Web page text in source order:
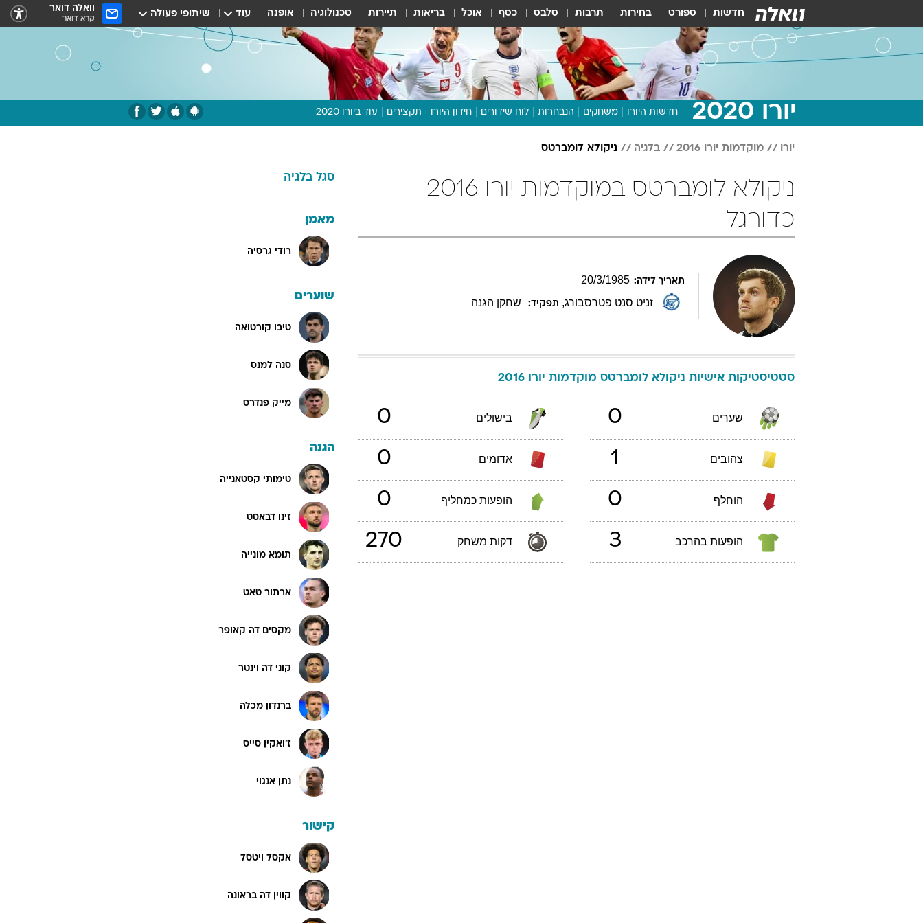
חדשות ספורט בחירות תרבות סלבס כסף אוכל בריאות תיירות טכנולוגיה אופנה עוד שיתופי פעולה וואלה דואר
קרא דואר
יורו 2020 חדשות היורו משחקים הנבחרות לוח שידורים חידון היורו תקצירים עוד ביורו 2020
תכנית היורו
דעות ופרשנויות
וואלה! ספורט
יורו מוקדמות יורו 2016 בלגיה ניקולא לומברטס
ניקולא לומברטס במוקדמות יורו 2016
כדורגל
תאריך לידה: 20/3/1985
זניט סנט פטרסבורג, תפקיד: שחקן הגנה
סטטיסטיקות אישיות ניקולא לומברטס מוקדמות יורו 2016
שערים 0 בישולים 0
צהובים 1 אדומים 0
הוחלף 0 הופעות כמחליף 0
הופעות בהרכב 3 דקות משחק 270
סגל בלגיה
מאמן
רודי גרסיה
שוערים
טיבו קורטואה
סנה למנס
מייק פנדרס
הגנה
טימותי קסטאנייה
זינו דבאסט
תומא מונייה
ארתור טאט
מקסים דה קאופר
קוני דה וינטר
ברנדון מכלה
ז'ואקין סייס
נתן אנגוי
קישור
אקסל ויטסל
קווין דה בראונה